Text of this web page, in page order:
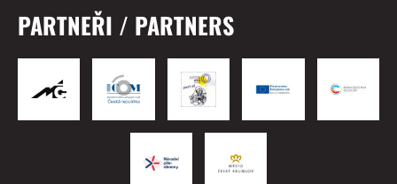
PARTNEŘI / PARTNERS